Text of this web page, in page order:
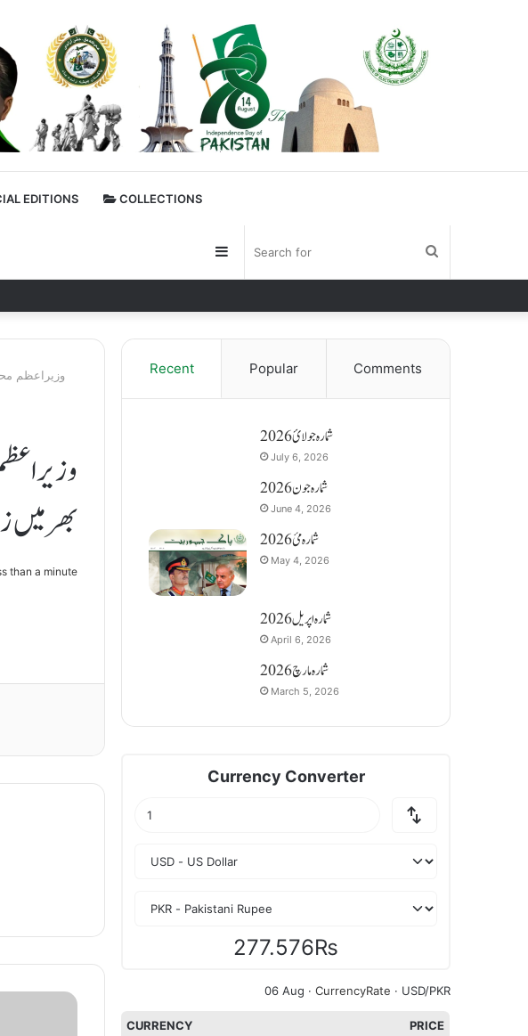
EDITIONS COLLECTIONS
Sidebar
وزیراعظم
بھر میں
than a minute
Recent Popular Comments
شمارہ جولائ 2026
July 6, 2026
شمارہ جون 2026
June 4, 2026
شمارہ مئ 2026
May 4, 2026
شمارہ اپریل 2026
April 6, 2026
شمارہ مارچ 2026
March 5, 2026
Currency Converter
277.576₨
06 Aug · CurrencyRate · USD/PKR
CURRENCY PRICE